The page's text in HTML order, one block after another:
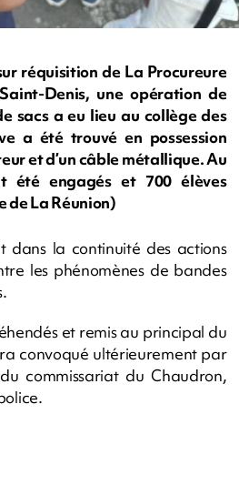
réquisition de La Procureure
Denis, une opération de
sacs a eu lieu au collège des
a été trouvé en possession
et d’un câble métallique. Au
été engagés et 700 élèves
de La Réunion)
dans la continuité des actions
les phénomènes de bandes
et remis au principal du
convoqué ultérieurement par
commissariat du Chaudron,